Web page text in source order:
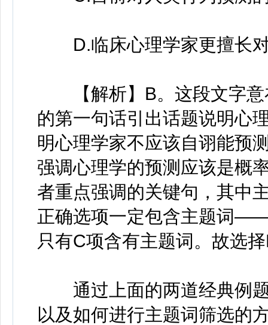
D.临床心理学家更擅长对
【解析】B。这段文字意
的第一句话引出话题说明心
明心理学家不应该自诩能预
强调心理学的预测应该是概
者重点强调的关键句，其中
正确选项一定包含主题词
只有C项含有主题词。故选
通过上面的两道经典例题
以及如何进行主题词筛选的